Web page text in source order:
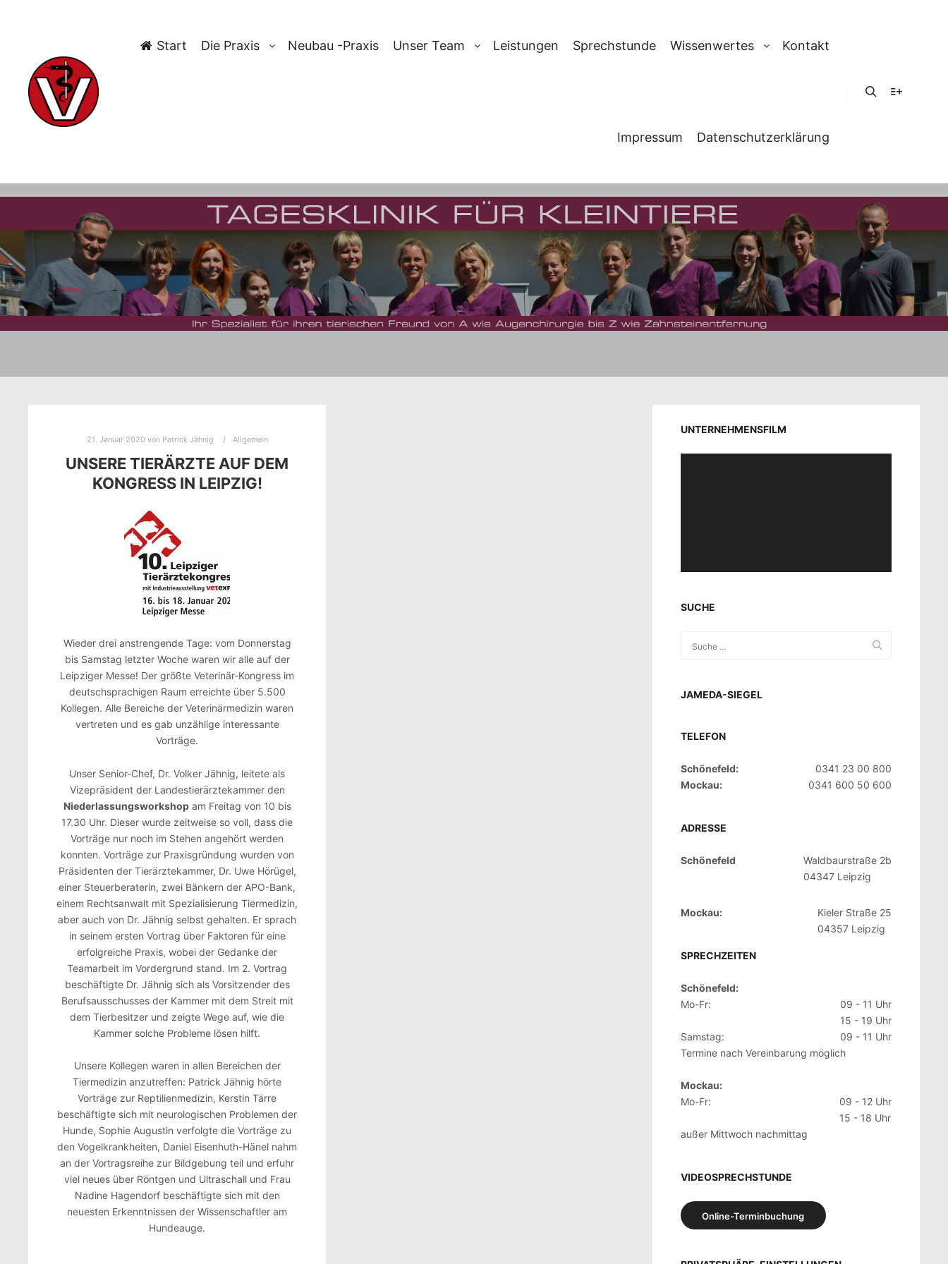
Start Die Praxis Neubau -Praxis Unser Team Leistungen Sprechstunde Wissenwertes Kontakt
Impressum Datenschutzerklärung
TAG-ARCHIV:
NIEDERLASSUNGSWORKSHOP
21. Januar 2020 von Patrick Jähnig Allgemein
UNSERE TIERÄRZTE AUF DEM
KONGRESS IN LEIPZIG!
Wieder drei anstrengende Tage: vom Donnerstag
bis Samstag letzter Woche waren wir alle auf der
Leipziger Messe! Der größte Veterinär-Kongress im
deutschsprachigen Raum erreichte über 5.500
Kollegen. Alle Bereiche der Veterinärmedizin waren
vertreten und es gab unzählige interessante
Vorträge.
Unser Senior-Chef, Dr. Volker Jähnig, leitete als
Vizepräsident der Landestierärztekammer den
Niederlassungsworkshopam Freitag von 10 bis
17.30 Uhr. Dieser wurde zeitweise so voll, dass die
Vorträge nur noch im Stehen angehört werden
konnten. Vorträge zur Praxisgründung wurden von
Präsidenten der Tierärztekammer, Dr. Uwe Hörügel,
einer Steuerberaterin, zwei Bänkern der APO-Bank,
einem Rechtsanwalt mit Spezialisierung Tiermedizin,
aber auch von Dr. Jähnig selbst gehalten. Er sprach
in seinem ersten Vortrag über Faktoren für eine
erfolgreiche Praxis, wobei der Gedanke der
Teamarbeit im Vordergrund stand. Im 2. Vortrag
beschäftigte Dr. Jähnig sich als Vorsitzender des
Berufsausschusses der Kammer mit dem Streit mit
dem Tierbesitzer und zeigte Wege auf, wie die
Kammer solche Probleme lösen hilft.
Unsere Kollegen waren in allen Bereichen der
Tiermedizin anzutreffen: Patrick Jähnig hörte
Vorträge zur Reptilienmedizin, Kerstin Tärre
beschäftigte sich mit neurologischen Problemen der
Hunde, Sophie Augustin verfolgte die Vorträge zu
den Vogelkrankheiten, Daniel Eisenhuth-Hänel nahm
an der Vortragsreihe zur Bildgebung teil und erfuhr
viel neues über Röntgen und Ultraschall und Frau
Nadine Hagendorf beschäftigte sich mit den
neuesten Erkenntnissen der Wissenschaftler am
Hundeauge.
UNTERNEHMENSFILM
SUCHE
JAMEDA-SIEGEL
TELEFON
Schönefeld:
0341 23 00 800
Mockau:
0341 600 50 600
ADRESSE
Schönefeld
Waldbaurstraße 2b
04347 Leipzig
Mockau:
Kieler Straße 25
04357 Leipzig
SPRECHZEITEN
Schönefeld:
Mo-Fr:
09 - 11 Uhr
15 - 19 Uhr
Samstag:
09 - 11 Uhr
Termine nach Vereinbarung möglich
Mockau:
Mo-Fr:
09 - 12 Uhr
15 - 18 Uhr
außer Mittwoch nachmittag
VIDEOSPRECHSTUNDE
Online-Terminbuchung